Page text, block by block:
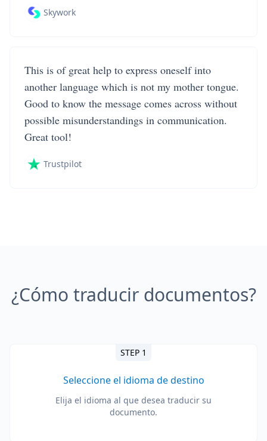
Skywork
This is of great help to express oneself into
another language which is not my mother tongue.
Good to know the message comes across without
possible misunderstandings in communication.
Great tool!
Trustpilot
¿Cómo traducir documentos?
STEP 1
Seleccione el idioma de destino
Elija el idioma al que desea traducir su
documento.